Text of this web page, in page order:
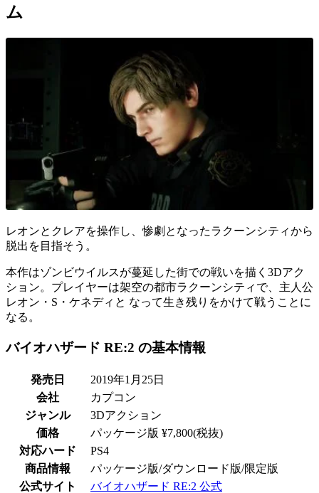
ム
レオンとクレアを操作し、惨劇となったラクーンシティから
脱出を目指そう。
本作はゾンビウイルスが蔓延した街での戦いを描く 3Dアク
ション。プレイヤーは架空の都市ラクーンシティ で、主人公
レオン・S・ケネディ と なって生き残りをかけて戦うことに
なる。
バイオハザード RE:2 の基本情報
発売日
2019年1月25日
会社
カプコン
ジャンル
3Dアクション
価格
パッケージ版 ¥7,800(税抜)
対応ハード
PS4
商品情報
パッケージ版/ダウンロード版/限定版
公式サイト
バイオハザード RE:2 公式